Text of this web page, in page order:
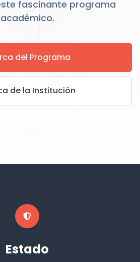
fascinante programa
académico.
del Programa
de la Institución
Estado